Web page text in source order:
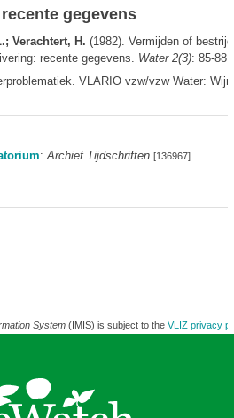
gegevens
Verachtert, H. (1982). Vermijden of
recente gegevens. Water 2(3): 85-88
VLARIO vzw/vzw Water:
:Archief Tijdschriften [136967]
System(IMIS) is subject to the VLIZ privacy